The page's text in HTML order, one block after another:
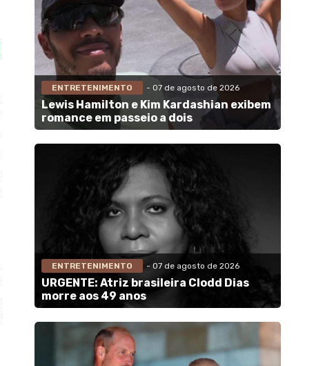
ENTRETENIMENTO - 07 de agosto de 2026
Lewis Hamilton e Kim Kardashian exibem
romance em passeio a dois
ENTRETENIMENTO - 07 de agosto de 2026
URGENTE: Atriz brasileira Clodd Dias
morre aos 49 anos